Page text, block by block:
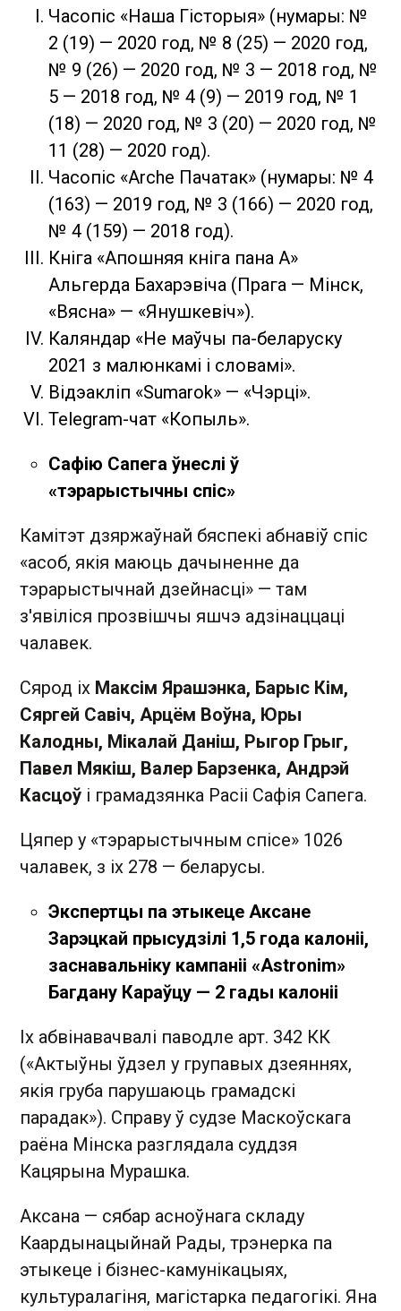
Часопіс «Наша Гісторыя» (нумары: №
2 (19) — 2020 год, № 8 (25) — 2020 год,
№ 9 (26) — 2020 год, № 3 — 2018 год, №
5 — 2018 год, № 4 (9) — 2019 год, № 1
(18) — 2020 год, № 3 (20) — 2020 год, №
11 (28) — 2020 год).
Часопіс «Arche Пачатак» (нумары: № 4
(163) — 2019 год, № 3 (166) — 2020 год,
№ 4 (159) — 2018 год).
Кніга «Апошняя кнiга пана А»
Альгерда Бахарэвіча (Прага — Мiнск,
«Вясна» — «Янушкевiч»).
Каляндар «Не маўчы па-беларуску
2021 з малюнкамi i словамi».
Відэакліп «Sumarok» — «Чэрцi».
Telegram-чат «Копыль».
Сафію Сапега ўнеслі ў
«тэрарыстычны спіс»
Камітэт дзяржаўнай бяспекі абнавіў спіс
«асоб, якія маюць дачыненне да
тэрарыстычнай дзейнасці» — там
з'явіліся прозвішчы яшчэ адзінаццаці
чалавек.
Сярод іх Максім Ярашэнка, Барыс Кім,
Сяргей Савіч, Арцём Воўна, Юры
Калодны, Мікалай Даніш, Рыгор Грыг,
Павел Мякіш, Валер Барзенка, Андрэй
Касцоў і грамадзянка Расіі Сафія Сапега.
Цяпер у «тэрарыстычным спісе» 1026
чалавек, з іх 278 — беларусы.
Экспертцы па этыкеце Аксане
Зарэцкай прысудзілі 1,5 года калоніі,
заснавальніку кампаніі «Astronim»
Багдану Караўцу — 2 гады калоніі
Іх абвінавачвалі паводле арт. 342 КК
(«Актыўны ўдзел у групавых дзеяннях,
якія груба парушаюць грамадскі
парадак»). Справу ў судзе Маскоўскага
раёна Мінска разглядала суддзя
Кацярына Мурашка.
Аксана — сябар асноўнага складу
Каардынацыйнай Рады, трэнерка па
этыкеце і бізнес-камунікацыях,
культуралагіня, магістарка педагогікі. Яна